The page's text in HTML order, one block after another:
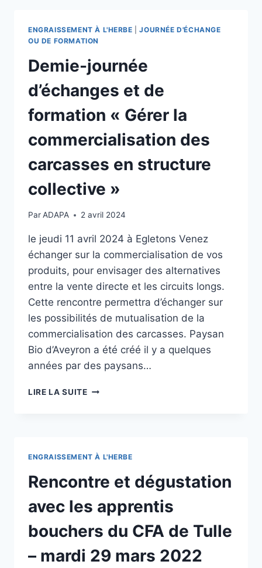
ENGRAISSEMENT À L'HERBE |JOURNÉE D'ÉCHANGE
OU DE FORMATION
Demie-journée
d’échanges et de
formation « Gérer la
commercialisation des
carcasses en structure
collective »
ParADAPA 2 avril 2024
le jeudi 11 avril 2024 à Egletons Venez
échanger sur la commercialisation de vos
produits, pour envisager des alternatives
entre la vente directe et les circuits longs.
Cette rencontre permettra d’échanger sur
les possibilités de mutualisation de la
commercialisation des carcasses. Paysan
Bio d’Aveyron a été créé il y a quelques
années par des paysans…
LIRE LA SUITEDEMIE-
FORMATION
LA
COMMERCIALISATION
CARCASSES
STRUCTURE
COLLECTIVE »
ENGRAISSEMENT À L'HERBE
Rencontre et dégustation
avec les apprentis
bouchers du CFA de Tulle
– mardi 29 mars 2022